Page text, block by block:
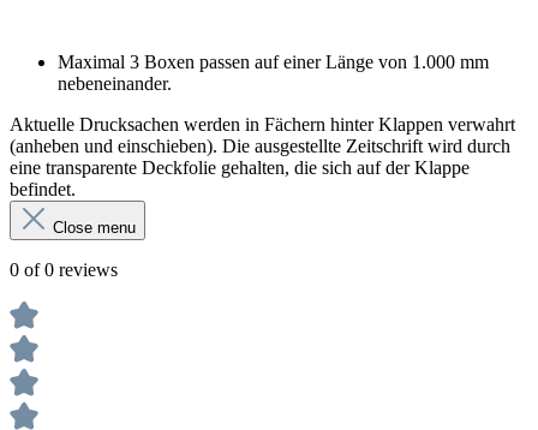
Maximal 3 Boxen passen auf einerLänge von 1.000 mm
nebeneinander.
Aktuelle Drucksachen werden in Fächern hinter Klappen verwahrt
(anheben und einschieben). Die ausgestellte Zeitschrift wird durch
eine transparente Deckfolie gehalten, die sich auf der Klappe
befindet.
Close menu
0 of 0 reviews